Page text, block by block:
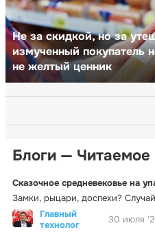
Не за скидкой, но за
измученный покупатель
не желтый ценник
Блоги — Читаемое
Сказочное средневековье на
Замки, рыцари, доспехи?
Главный
технолог
30 июля